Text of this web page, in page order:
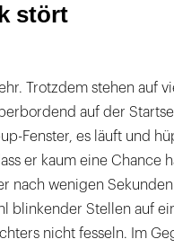
stört
Trotzdem stehen auf
auf der
Fenster, es läuft und
er kaum eine Chance
nach wenigen
blinkender Stellen auf
nicht fesseln. Im